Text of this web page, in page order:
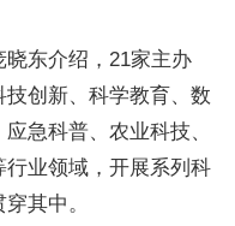
东介绍，21家主办
创新、科学教育、数
急科普、农业科技、
业领域，开展系列科
其中。